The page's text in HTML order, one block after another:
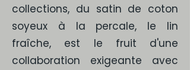
collections, du satin de coton
soyeux à la percale, le lin
fraîche, est le fruit d'une
collaboration exigeante avec